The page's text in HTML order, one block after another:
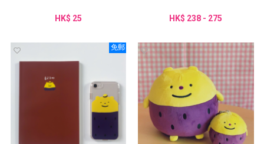
HK$ 25 HK$ 238 - 275
免郵